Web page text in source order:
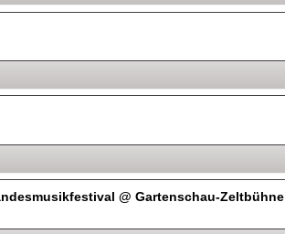
@ Gartenschau-Zeltbühne